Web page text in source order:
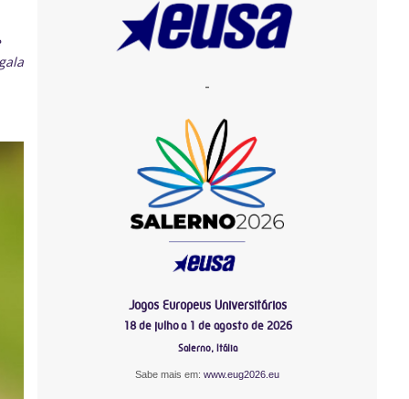
-
Jogos Europeus Universitários
18 de julho a 1 de agosto de 2026
Salerno, Itália
Sabe mais em:www.eug2026.eu